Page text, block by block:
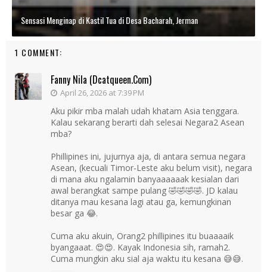
Sensasi Menginap di Kastil Tua di Desa Bacharah, Jerman
1 COMMENT:
Fanny Nila (dcatqueen.com)
April 26, 2026 at 7:39 PM
Aku pikir mba malah udah khatam Asia tenggara.
Kalau sekarang berarti dah selesai Negara2 Asean
mba?
Phillipines ini, jujurnya aja, di antara semua negara
Asean, (kecuali Timor-Leste aku belum visit), negara
di mana aku ngalamin banyaaaaaak kesialan dari
awal berangkat sampe pulang 🤣🤣🤣🤣. JD kalau
ditanya mau kesana lagi atau ga, kemungkinan
besar ga 😂.
Cuma aku akuin, Orang2 phillipines itu buaaaaik
byangaaat. 😍😍. Kayak Indonesia sih, ramah2.
Cuma mungkin aku sial aja waktu itu kesana 😅😅.